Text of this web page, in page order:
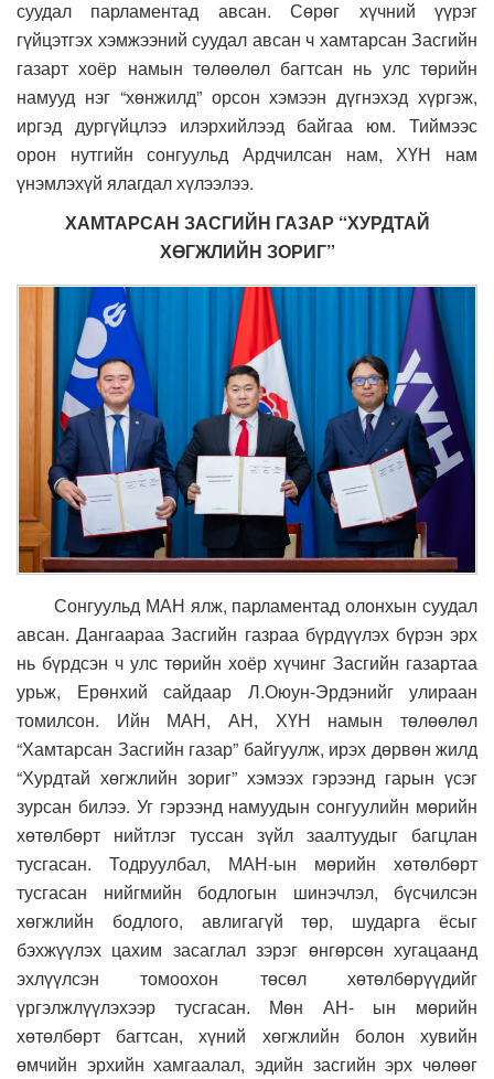
суудал парламентад авсан. Сөрөг хүчний үүрэг
гүйцэтгэх хэмжээний суудал авсан ч хамтарсан Засгийн
газарт хоёр намын төлөөлөл багтсан нь улс төрийн
намууд нэг “хөнжилд” орсон хэмээн дүгнэхэд хүргэж,
иргэд дургүйцлээ илэрхийлээд байгаа юм. Тиймээс
орон нутгийн сонгуульд Ардчилсан нам, ХҮН нам
үнэмлэхүй ялагдал хүлээлээ.
ХАМТАРСАН ЗАСГИЙН ГАЗАР “ХУРДТАЙ
ХӨГЖЛИЙН ЗОРИГ”
Сонгуульд МАН ялж, парламентад олонхын суудал
авсан. Дангаараа Засгийн газраа бүрдүүлэх бүрэн эрх
нь бүрдсэн ч улс төрийн хоёр хүчинг Засгийн газартаа
урьж, Ерөнхий сайдаар Л.Оюун-Эрдэнийг улираан
томилсон. Ийн МАН, АН, ХҮН намын төлөөлөл
“Хамтарсан Засгийн газар” байгуулж, ирэх дөрвөн жилд
“Хурдтай хөгжлийн зориг” хэмээх гэрээнд гарын үсэг
зурсан билээ. Уг гэрээнд намуудын сонгуулийн мөрийн
хөтөлбөрт нийтлэг туссан зүйл заалтуудыг багцлан
тусгасан. Тодруулбал, МАН-ын мөрийн хөтөлбөрт
тусгасан нийгмийн бодлогын шинэчлэл, бүсчилсэн
хөгжлийн бодлого, авлигагүй төр, шударга ёсыг
бэхжүүлэх цахим засаглал зэрэг өнгөрсөн хугацаанд
эхлүүлсэн томоохон төсөл хөтөлбөрүүдийг
үргэлжлүүлэхээр тусгасан. Мөн АН- ын мөрийн
хөтөлбөрт багтсан, хүний хөгжлийн болон хувийн
өмчийн эрхийн хамгаалал, эдийн засгийн эрх чөлөөг